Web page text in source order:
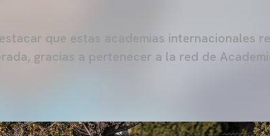
que estas academias internacionales
gracias a pertenecer a la red de